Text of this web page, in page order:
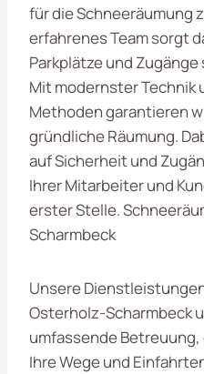
für die Schneeräumung
erfahrenes Team sorgt
Parkplätze und
Mit modernster Technik
Methoden garantieren
gründliche Räumung.
auf Sicherheit und
Ihrer Mitarbeiter und
erster Stelle.
Scharmbeck
Unsere
Osterholz-Scharmbeck
umfassende
Ihre Wege und